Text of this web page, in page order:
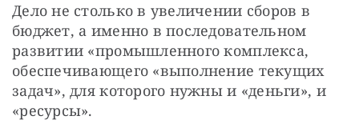
Дело не столько в увеличении сборов в
бюджет, а именно в последовательном
развитии «промышленного комплекса,
обеспечивающего «выполнение текущих
задач», для которого нужны и «деньги», и
«ресурсы».